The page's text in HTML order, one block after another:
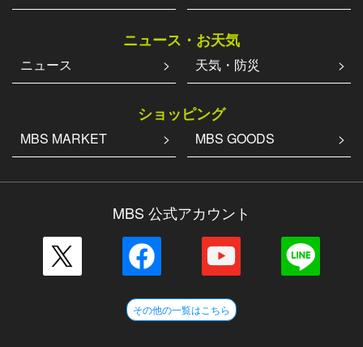
ニュース・お天気
ニュース 天気・防災
ショッピング
MBS MARKET MBS GOODS
MBS 公式アカウント
その他の一覧はこちら